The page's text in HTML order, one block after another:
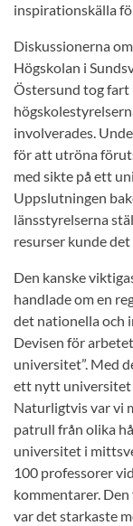
inspirationskälla
Diskussionerna
Högskolan i
Östersund tog fart
involverades.
för att utröna
med sikte på ett
Uppslutningen
länsstyrelserna
resurser kunde
Den kanske
handlade om en
det nationella och
Devisen för
universitet”. Med
ett nytt universitet
Naturligtvis var vi
patrull från olika
universitet i
100 professorer
kommentarer.
var det starkaste